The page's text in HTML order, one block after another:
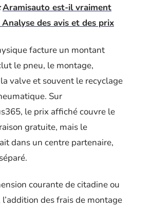
Aramisauto est-il vraiment
des avis et des prix
facture un montant
le pneu, le montage,
valve et souvent le recyclage
Sur
le prix affiché couvre le
gratuite, mais le
dans un centre partenaire,
courante de citadine ou
des frais de montage